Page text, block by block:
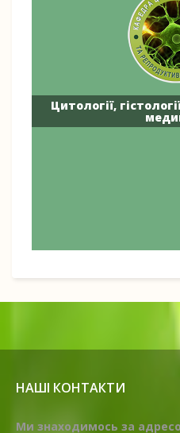
Цитології,
НАШІ КОНТАКТИ
Ми знаходимось за